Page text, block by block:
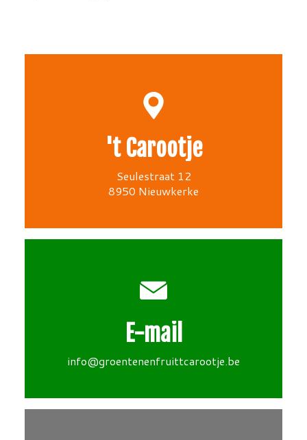
't Carootje
Seulestraat 12
8950 Nieuwkerke
E-mail
info@groentenenfruittcarootje.be